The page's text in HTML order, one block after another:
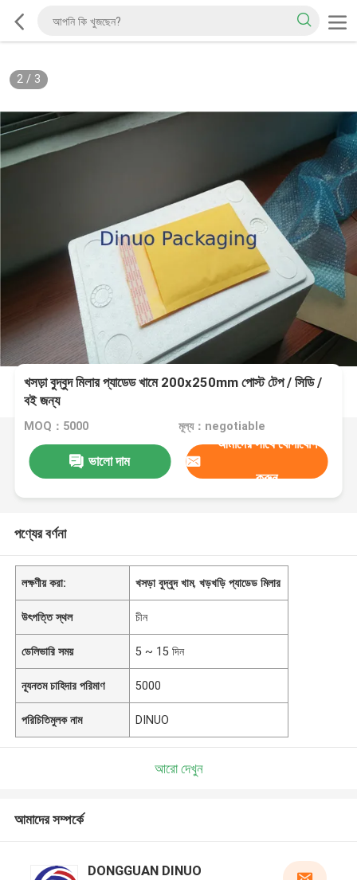
2/ 3
খসড়া বুদ্বুদ মিলার প্যাডেড খামে 200x250mm পোস্ট টেপ / সিডি /
বই জন্য
MOQ：5000 মূল্য：negotiable
ভালো দাম
আমাদের সাথে যোগাযোগ
করুন
পণ্যের বর্ণনা
লক্ষণীয় করা: খসড়া বুদ্বুদ খাম,খড়খড়ি প্যাডেড মিলার
উৎপত্তি স্থল চীন
ডেলিভারি সময় 5 ~ 15 দিন
ন্যূনতম চাহিদার পরিমাণ 5000
পরিচিতিমুলক নাম DINUO
আরো দেখুন
আমাদের সম্পর্কে
DONGGUAN DINUO